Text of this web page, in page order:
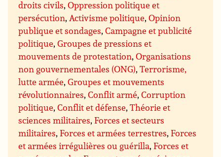
droits civils,Oppression politique et
persécution,Activisme politique,Opinion
publique et sondages,Campagne et publicité
politique,Groupes de pressions et
mouvements de protestation,Organisations
non gouvernementales (ONG),Terrorisme,
lutte armée,Groupes et mouvements
révolutionnaires,Conflit armé,Corruption
politique,Conflit et défense,Théorie et
sciences militaires,Forces et secteurs
militaires,Forces et armées terrestres,Forces
et armées irrégulières ou guérilla,Forces et